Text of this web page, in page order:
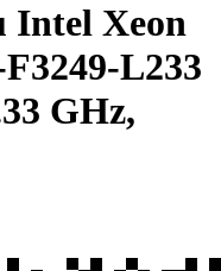
Intel Xeon
L233
GHz,